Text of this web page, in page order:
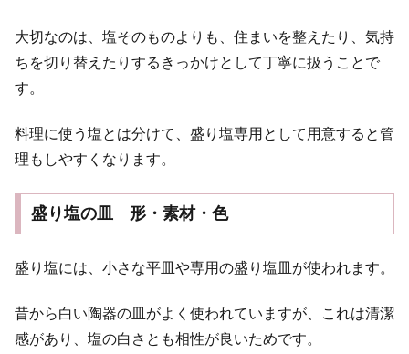
大切なのは、塩そのものよりも、住まいを整えたり、気持
ちを切り替えたりするきっかけとして丁寧に扱うことで
す。
料理に使う塩とは分けて、盛り塩専用として用意すると管
理もしやすくなります。
盛り塩の皿 形・素材・色
盛り塩には、小さな平皿や専用の盛り塩皿が使われます。
昔から白い陶器の皿がよく使われていますが、これは清潔
感があり、塩の白さとも相性が良いためです。